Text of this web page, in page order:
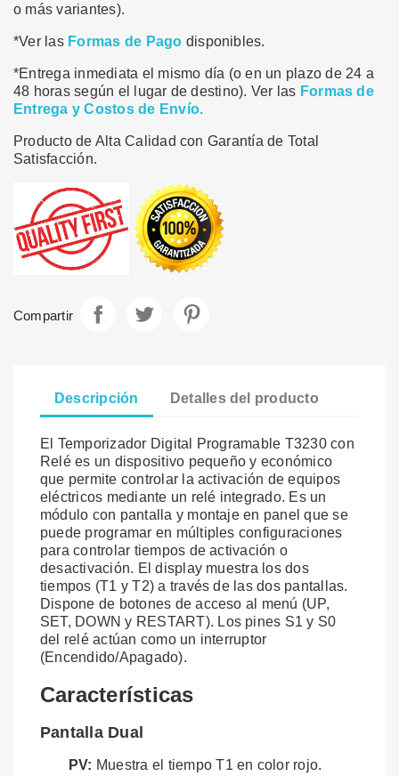
o más variantes).
*Ver las Formas de Pago disponibles.
*Entrega inmediata el mismo día (o en un plazo de 24 a
48 horas según el lugar de destino). Ver las Formas de
Entrega y Costos de Envío.
Producto de Alta Calidad con Garantía de Total
Satisfacción.
Compartir
Descripción Detalles del producto
El Temporizador Digital Programable T3230 con
Relé es un dispositivo pequeño y económico
que permite controlar la activación de equipos
eléctricos mediante un relé integrado. Es un
módulo con pantalla y montaje en panel que se
puede programar en múltiples configuraciones
para controlar tiempos de activación o
desactivación. El display muestra los dos
tiempos (T1 y T2) a través de las dos pantallas.
Dispone de botones de acceso al menú (UP,
SET, DOWN y RESTART). Los pines S1 y S0
del relé actúan como un interruptor
(Encendido/Apagado).
Características
Pantalla Dual
PV: Muestra el tiempo T1 en color rojo.